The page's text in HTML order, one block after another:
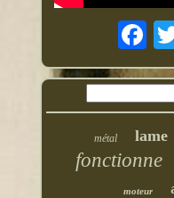
métal lame
fonctionne
moteur